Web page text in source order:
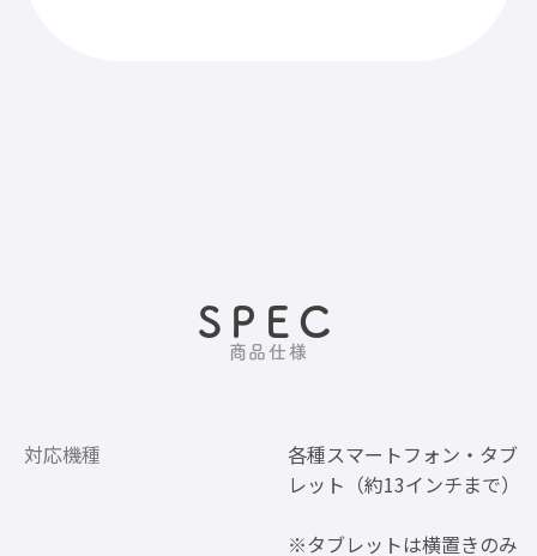
SPEC
商品仕様
対応機種
各種スマートフォン・タブ
レット（約13インチまで）
※タブレットは横置きのみ